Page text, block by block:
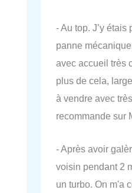
- Au top. J’y étais
panne
avec accueil très
plus de cela,
à vendre avec
recommande sur
- Après avoir
voisin pendant 2
un turbo. On m'a